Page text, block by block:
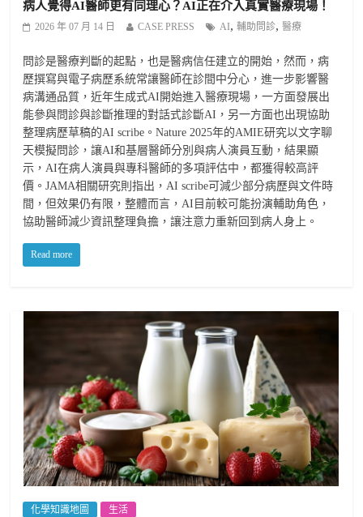
病人覺得AI醫師更有同理心？AI正在介入真實醫療現場！
2026 年 07 月 14 日 CASE PRESS AI,輔助問診,醫療
問診是醫療判斷的起點，也是醫病信任建立的開始，然而，病
歷撰寫與電子病歷系統常讓醫師在診間中分心，進一步影響醫
病溝通品質，近年生成式AI開始進入醫療現場，一方面發展出
能參與問診與診斷推理的對話式診斷AI，另一方面也出現協助
整理病歷草稿的AI scribe。Nature 2025年的AMIE研究以文字聊
天模擬問診，讓AI和基層醫師分別與病人演員互動，結果顯
示，AI在病人演員與專科醫師的多項評估中，都獲得較高評
價。JAMA相關研究則指出，AI scribe可減少部分病歷與文件時
間，但效果仍有限，整體而言，AI目前較可能扮演輔助角色，
協助醫師減少資訊整理負擔，讓注意力重新回到病人身上。
Read more
化學知識地圖 生活